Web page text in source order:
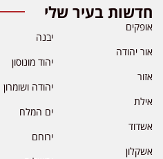
חדשות בעיר שלי
אופקים
אור יהודה
אזור
אילת
אשדוד
אשקלון
יבנה
יהוד מונוסון
יהודה ושומרון
ים המלח
ירוחם